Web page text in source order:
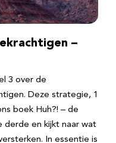
–
3 over de
Deze strategie, 1
boek Huh?! – de
derde en kijkt naar wat
In essentie is